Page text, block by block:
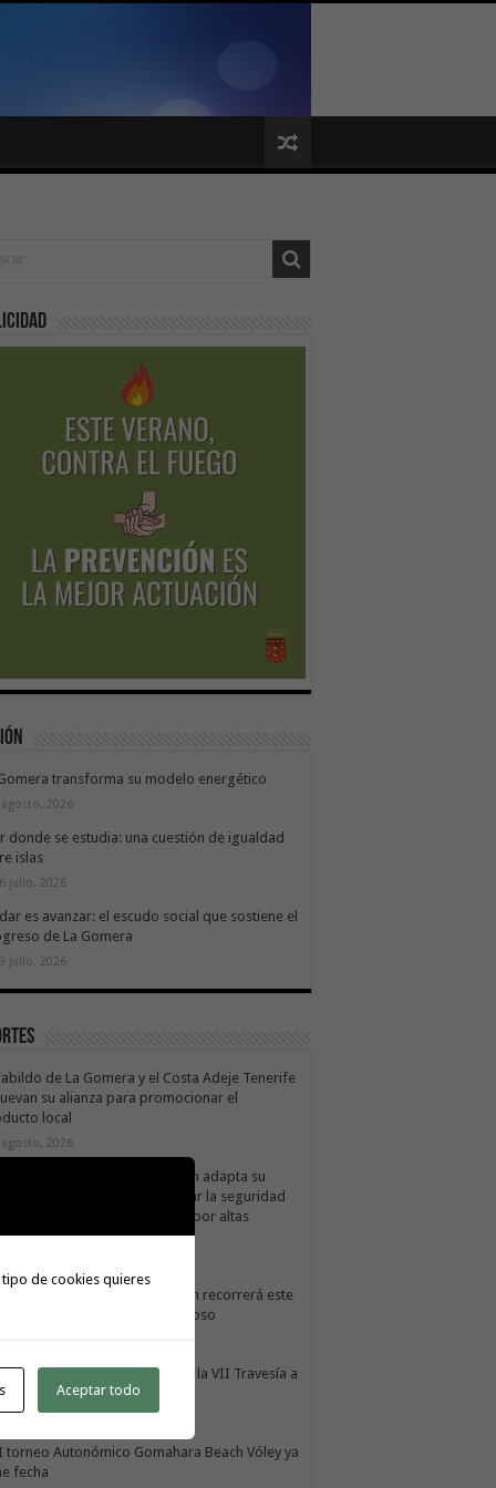
transforma su modelo energético
agosto, 2026
donde se estudia: una cuestión de igualdad
islas
julio, 2026
es avanzar: el escudo social que sostiene el
de La Gomera
julio, 2026
de La Gomera y el Costa Adeje Tenerife
su alianza para promocionar el
local
agosto, 2026
X Cicloturista Virgen del Carmen adapta su
y horario para garantizar la seguridad
los participantes ante la alerta por altas
X Cicloturista Virgen del Carmen recorrerá este
los paisajes de Vallehermoso
julio, 2026
Gran Rey acoge este sábado la VII Travesía a
Isla Colombina
torneo Autonómico Gomahara Beach Vóley ya
fecha
de cookies quieres
Aceptar todo